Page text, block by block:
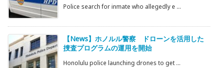
Police search for inmate who allegedly e ...
【News】ホノルル警察 ドローンを活用した
捜査プログラムの運用を開始
Honolulu police launching drones to get ...